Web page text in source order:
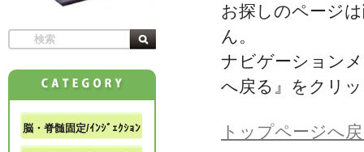
お探しのページ
ん。
ナビゲーション
へ戻る』をクリ
トップページへ
脳・脊髄固定/ｲﾝｼﾞｪｸｼｮﾝ